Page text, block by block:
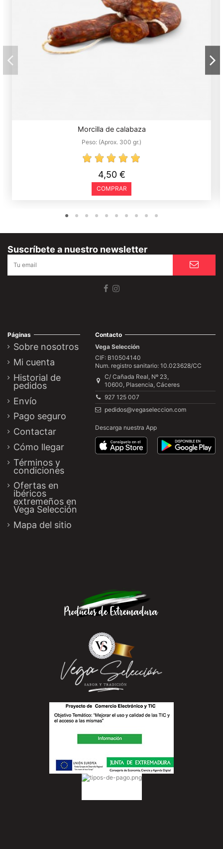
Morcilla de calabaza
Peso: (Aprox. 300 gr.)
4,50 €
COMPRAR
Suscríbete a nuestro newsletter
Páginas
Sobre nosotros
Mi cuenta
Historial de
pedidos
Envío
Pago seguro
Contactar
Cómo llegar
Términos y
condiciones
Ofertas en
ibéricos
extremeños en
Vega Selección
Mapa del sitio
Contacto
Vega Selección
CIF: B10504140
Num. registro sanitario: 10.023628/CC
C/ Cañada Real, Nº 23,
10600, Plasencia, Cáceres
927 125 007
pedidos@vegaseleccion.com
Descarga nuestra App